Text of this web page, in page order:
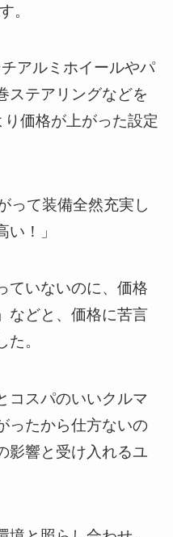
。
アルミホイールやパ
ステアリングなどを
価格が上がった設定
って装備全然充実し
！」
ていないのに、価格
などと、価格に苦言
。
コスパのいいクルマ
ったから仕方ないの
影響と受け入れるユ